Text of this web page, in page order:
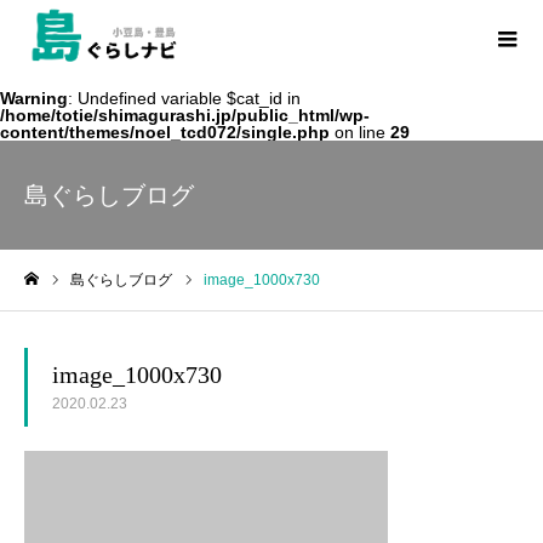
Warning: Undefined variable $cat_id in
/home/totie/shimagurashi.jp/public_html/wp-
content/themes/noel_tcd072/single.php on line 29
島ぐらしブログ
島ぐらしブログ image_1000x730
image_1000x730
2020.02.23